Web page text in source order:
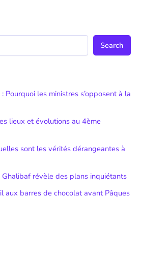
Search
Pourquoi les ministres s’opposent à la
lieux et évolutions au 4ème
sont les vérités dérangeantes à
révèle des plans inquiétants
aux barres de chocolat avant Pâques